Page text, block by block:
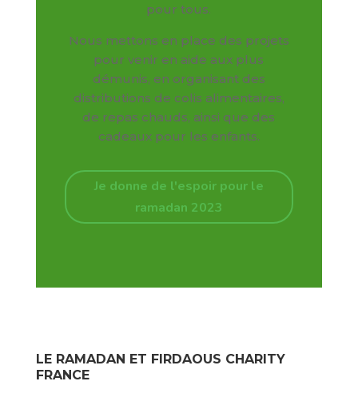
pour tous.
Nous mettons en place des projets
pour venir en aide aux plus
démunis, en organisant des
distributions de colis alimentaires,
de repas chauds, ainsi que des
cadeaux pour les enfants.
Je donne de l'espoir pour le
ramadan 2023
LE RAMADAN ET FIRDAOUS CHARITY
FRANCE